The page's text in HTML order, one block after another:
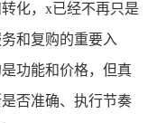
化，x已经不再只是
和复购的重要入
功能和价格，但真
否准确、执行节奏